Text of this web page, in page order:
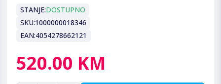
STANJE:DOSTUPNO
SKU:1000000018346
EAN:4054278662121
520.00 KM